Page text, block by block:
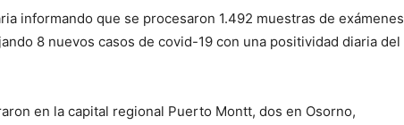
informando que se procesaron 1.492 muestras de exámenes
8 nuevos casos de covid-19 con una positividad diaria del
en la capital regional Puerto Montt, dos en Osorno,